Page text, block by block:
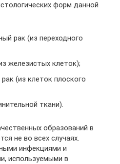
форм данной
рак (из переходного
железистых клеток);
(из клеток плоского
ткани).
образований в
не во всех случаях.
инфекциями и
используемыми в